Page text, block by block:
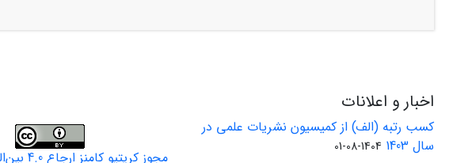
اخبار و اعلانات
کسب رتبه (الف) از کمیسیون نشریات علمی در
سال 1403
1404-08-01
مجوز کریتیو کامنز ارجاع 4.0 بین‌المللی